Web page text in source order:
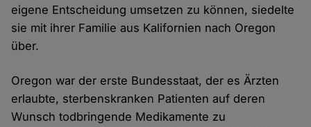
eigene Entscheidung umsetzen zu können, siedelte
sie mit ihrer Familie aus Kalifornien nach Oregon
über.
Oregon war der erste Bundesstaat, der es Ärzten
erlaubte, sterbenskranken Patienten auf deren
Wunsch todbringende Medikamente zu